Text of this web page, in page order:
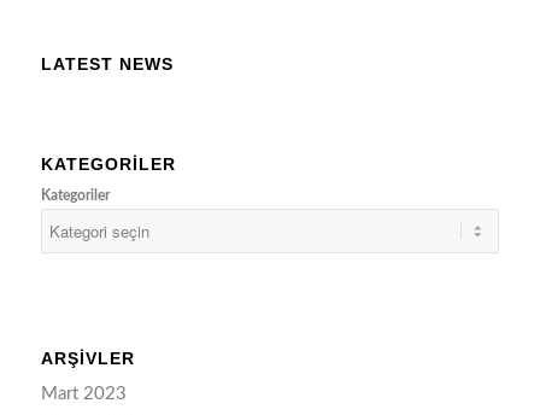
LATEST NEWS
KATEGORILER
Kategoriler
ARŞIVLER
Mart 2023